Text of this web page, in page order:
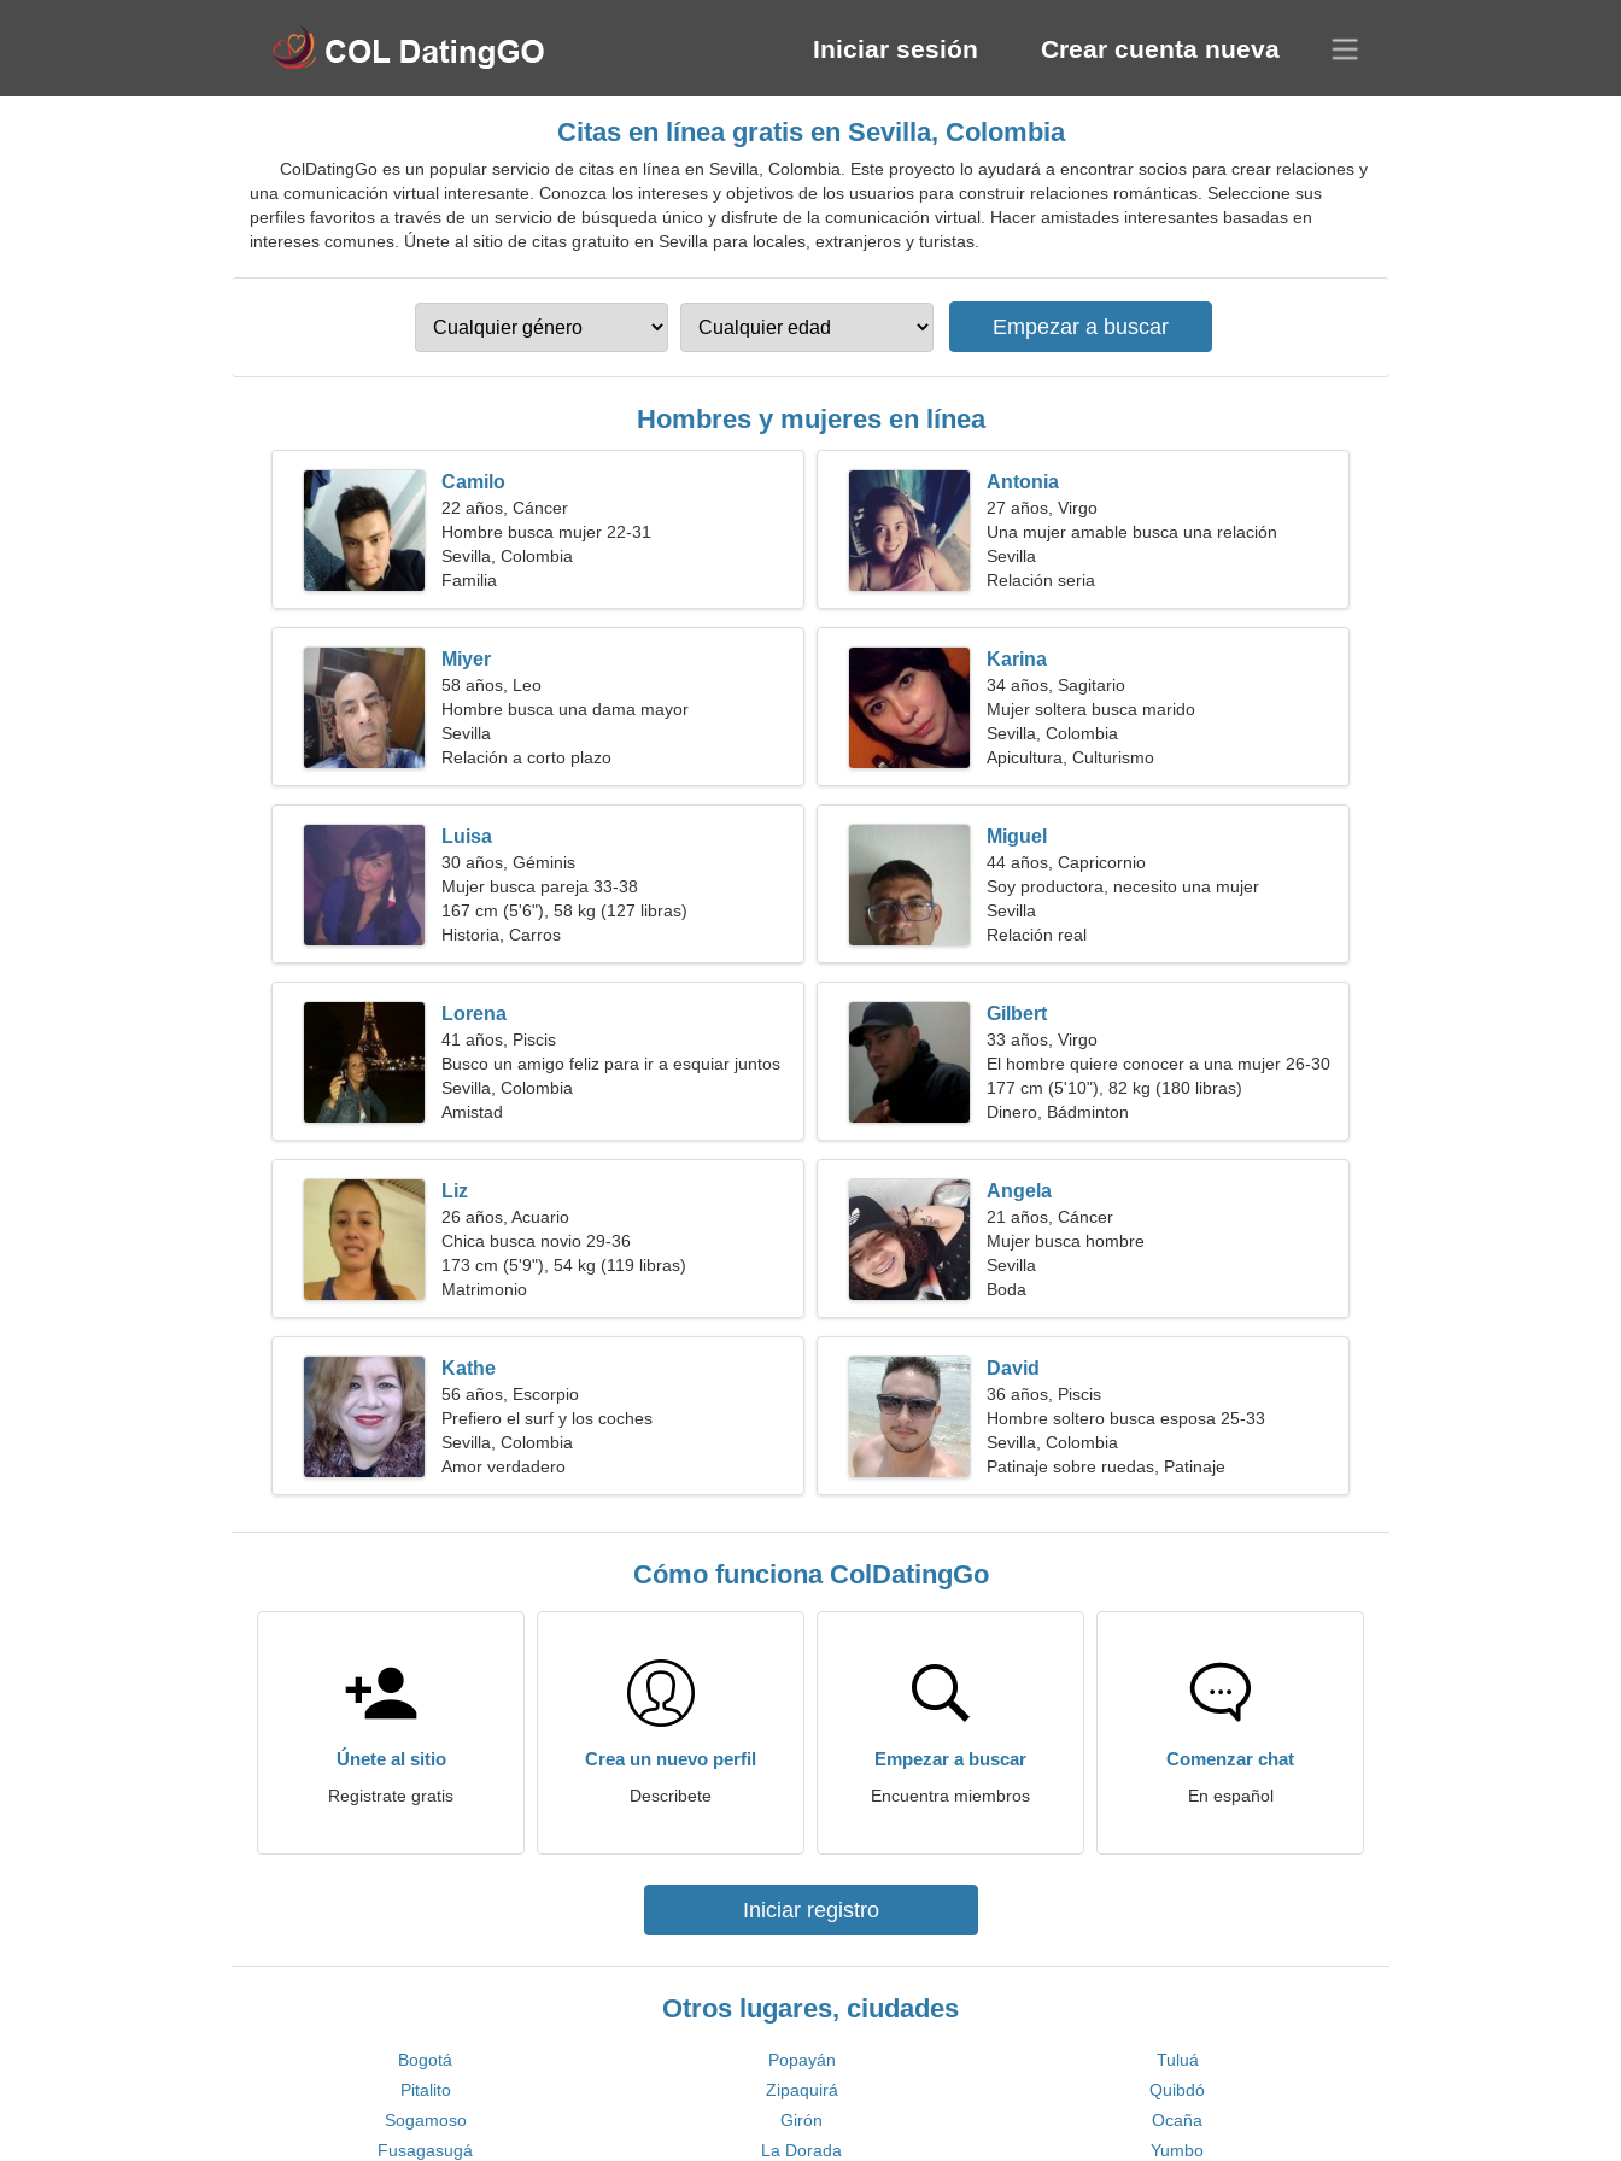
Iniciar sesión Crear cuenta nueva
Citas en línea gratis en Sevilla, Colombia
ColDatingGo es un popular servicio de citas en línea en Sevilla, Colombia. Este proyecto lo ayudará a encontrar socios para crear relaciones y
una comunicación virtual interesante. Conozca los intereses y objetivos de los usuarios para construir relaciones románticas. Seleccione sus
perfiles favoritos a través de un servicio de búsqueda único y disfrute de la comunicación virtual. Hacer amistades interesantes basadas en
intereses comunes. Únete al sitio de citas gratuito en Sevilla para locales, extranjeros y turistas.
Hombres y mujeres en línea
Camilo
22 años, Cáncer
Hombre busca mujer 22-31
Sevilla, Colombia
Familia
Antonia
27 años, Virgo
Una mujer amable busca una relación
amorosa
Sevilla
Relación seria
Miyer
58 años, Leo
Hombre busca una dama mayor
Sevilla
Relación a corto plazo
Karina
34 años, Sagitario
Mujer soltera busca marido
Sevilla, Colombia
Apicultura, Culturismo
Luisa
30 años, Géminis
Mujer busca pareja 33-38
167 cm (5'6"), 58 kg (127 libras)
Historia, Carros
Miguel
44 años, Capricornio
Soy productora, necesito una mujer
juguetona
Sevilla
Relación real
Lorena
41 años, Piscis
Busco un amigo feliz para ir a esquiar juntos
Sevilla, Colombia
Amistad
Gilbert
33 años, Virgo
El hombre quiere conocer a una mujer 26-30
177 cm (5'10"), 82 kg (180 libras)
Dinero, Bádminton
Liz
26 años, Acuario
Chica busca novio 29-36
173 cm (5'9"), 54 kg (119 libras)
Matrimonio
Angela
21 años, Cáncer
Mujer busca hombre
Sevilla
Boda
Kathe
56 años, Escorpio
Prefiero el surf y los coches
Sevilla, Colombia
Amor verdadero
David
36 años, Piscis
Hombre soltero busca esposa 25-33
Sevilla, Colombia
Patinaje sobre ruedas, Patinaje
Cómo funciona ColDatingGo
Únete al sitio
Registrate gratis
Crea un nuevo perfil
Describete
Empezar a buscar
Encuentra miembros
Comenzar chat
En español
Iniciar registro
Otros lugares, ciudades
Bogotá Popayán
Tuluá
Pitalito
Zipaquirá
Quibdó
Sogamoso
Girón
Ocaña
Fusagasugá
La Dorada Yumbo